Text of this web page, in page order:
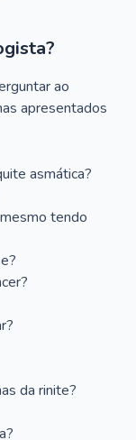
ao
apresentados
asmática?
tendo
da rinite?